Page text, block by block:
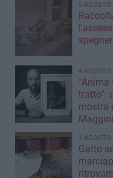
5 AGOSTO
4 AGOSTO
tratto”:
mostra
3 AGOSTO
Gatto